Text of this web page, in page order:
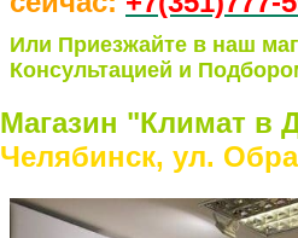
Или Приезжайте в наш
Консультацией и
Магазин "Климат в
Челябинск, ул.